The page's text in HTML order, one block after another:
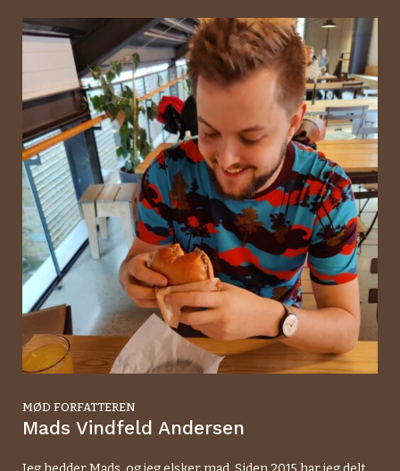
MØD FORFATTEREN
Mads Vindfeld Andersen